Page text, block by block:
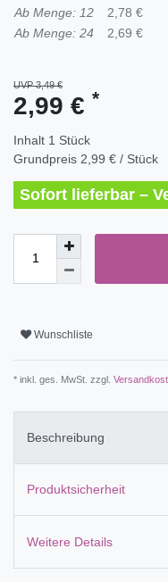
Ab Menge: 12
2,78 €
Ab Menge: 24
2,69 €
UVP 3,49 €
2,99 € *
Inhalt 1 Stück
Grundpreis 2,99 € / Stück
Sofort lieferbar –
Wunschliste
* inkl. ges. MwSt. zzgl.
Beschreibung
Produktsicherheit
Weitere Details